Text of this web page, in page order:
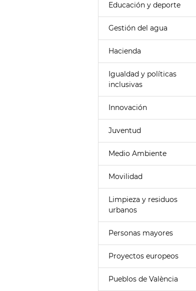
Educación y deporte
Gestión del agua
Hacienda
Igualdad y políticas
inclusivas
Innovación
Juventud
Medio Ambiente
Movilidad
Limpieza y residuos
urbanos
Personas mayores
Proyectos europeos
Pueblos de València